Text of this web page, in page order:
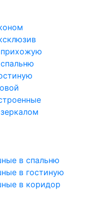
в спальню
в гостиную
в коридор